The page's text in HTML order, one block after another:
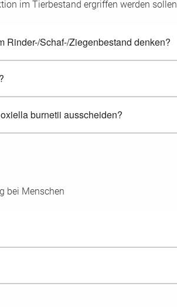
im Tierbestand ergriffen werden sollen
Rinder-/Schaf-/Ziegenbestand denken?
burnetii ausscheiden?
bei Menschen